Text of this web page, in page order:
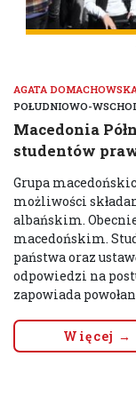
AGATA
POŁUDNIOWO-
Macedonia
studentów
Grupa
możliwości
albańskim.
macedońskim.
państwa oraz
odpowiedzi na
zapowiada
Więcej →